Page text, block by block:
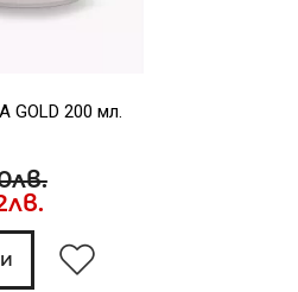
GOLD 200 мл.